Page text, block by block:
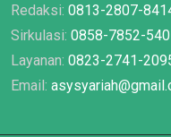
Redaksi: 0813-2807-
Sirkulasi: 0858-7852-
Layanan: 0823-2741-
Email: